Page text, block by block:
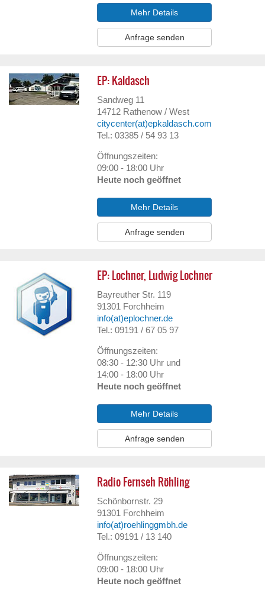
Mehr Details
Anfrage senden
EP: Kaldasch
Sandweg 11
14712 Rathenow / West
citycenter(at)epkaldasch.com
Tel.: 03385 / 54 93 13
Öffnungszeiten:
09:00 - 18:00 Uhr
Heute noch geöffnet
Mehr Details
Anfrage senden
EP: Lochner, Ludwig Lochner
Bayreuther Str. 119
91301 Forchheim
info(at)eplochner.de
Tel.: 09191 / 67 05 97
Öffnungszeiten:
08:30 - 12:30 Uhr und
14:00 - 18:00 Uhr
Heute noch geöffnet
Mehr Details
Anfrage senden
Radio Fernseh Röhling
Schönbornstr. 29
91301 Forchheim
info(at)roehlinggmbh.de
Tel.: 09191 / 13 140
Öffnungszeiten:
09:00 - 18:00 Uhr
Heute noch geöffnet